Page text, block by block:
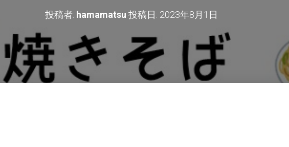
投稿者: hamamatsu 投稿日: 2023年8月1日